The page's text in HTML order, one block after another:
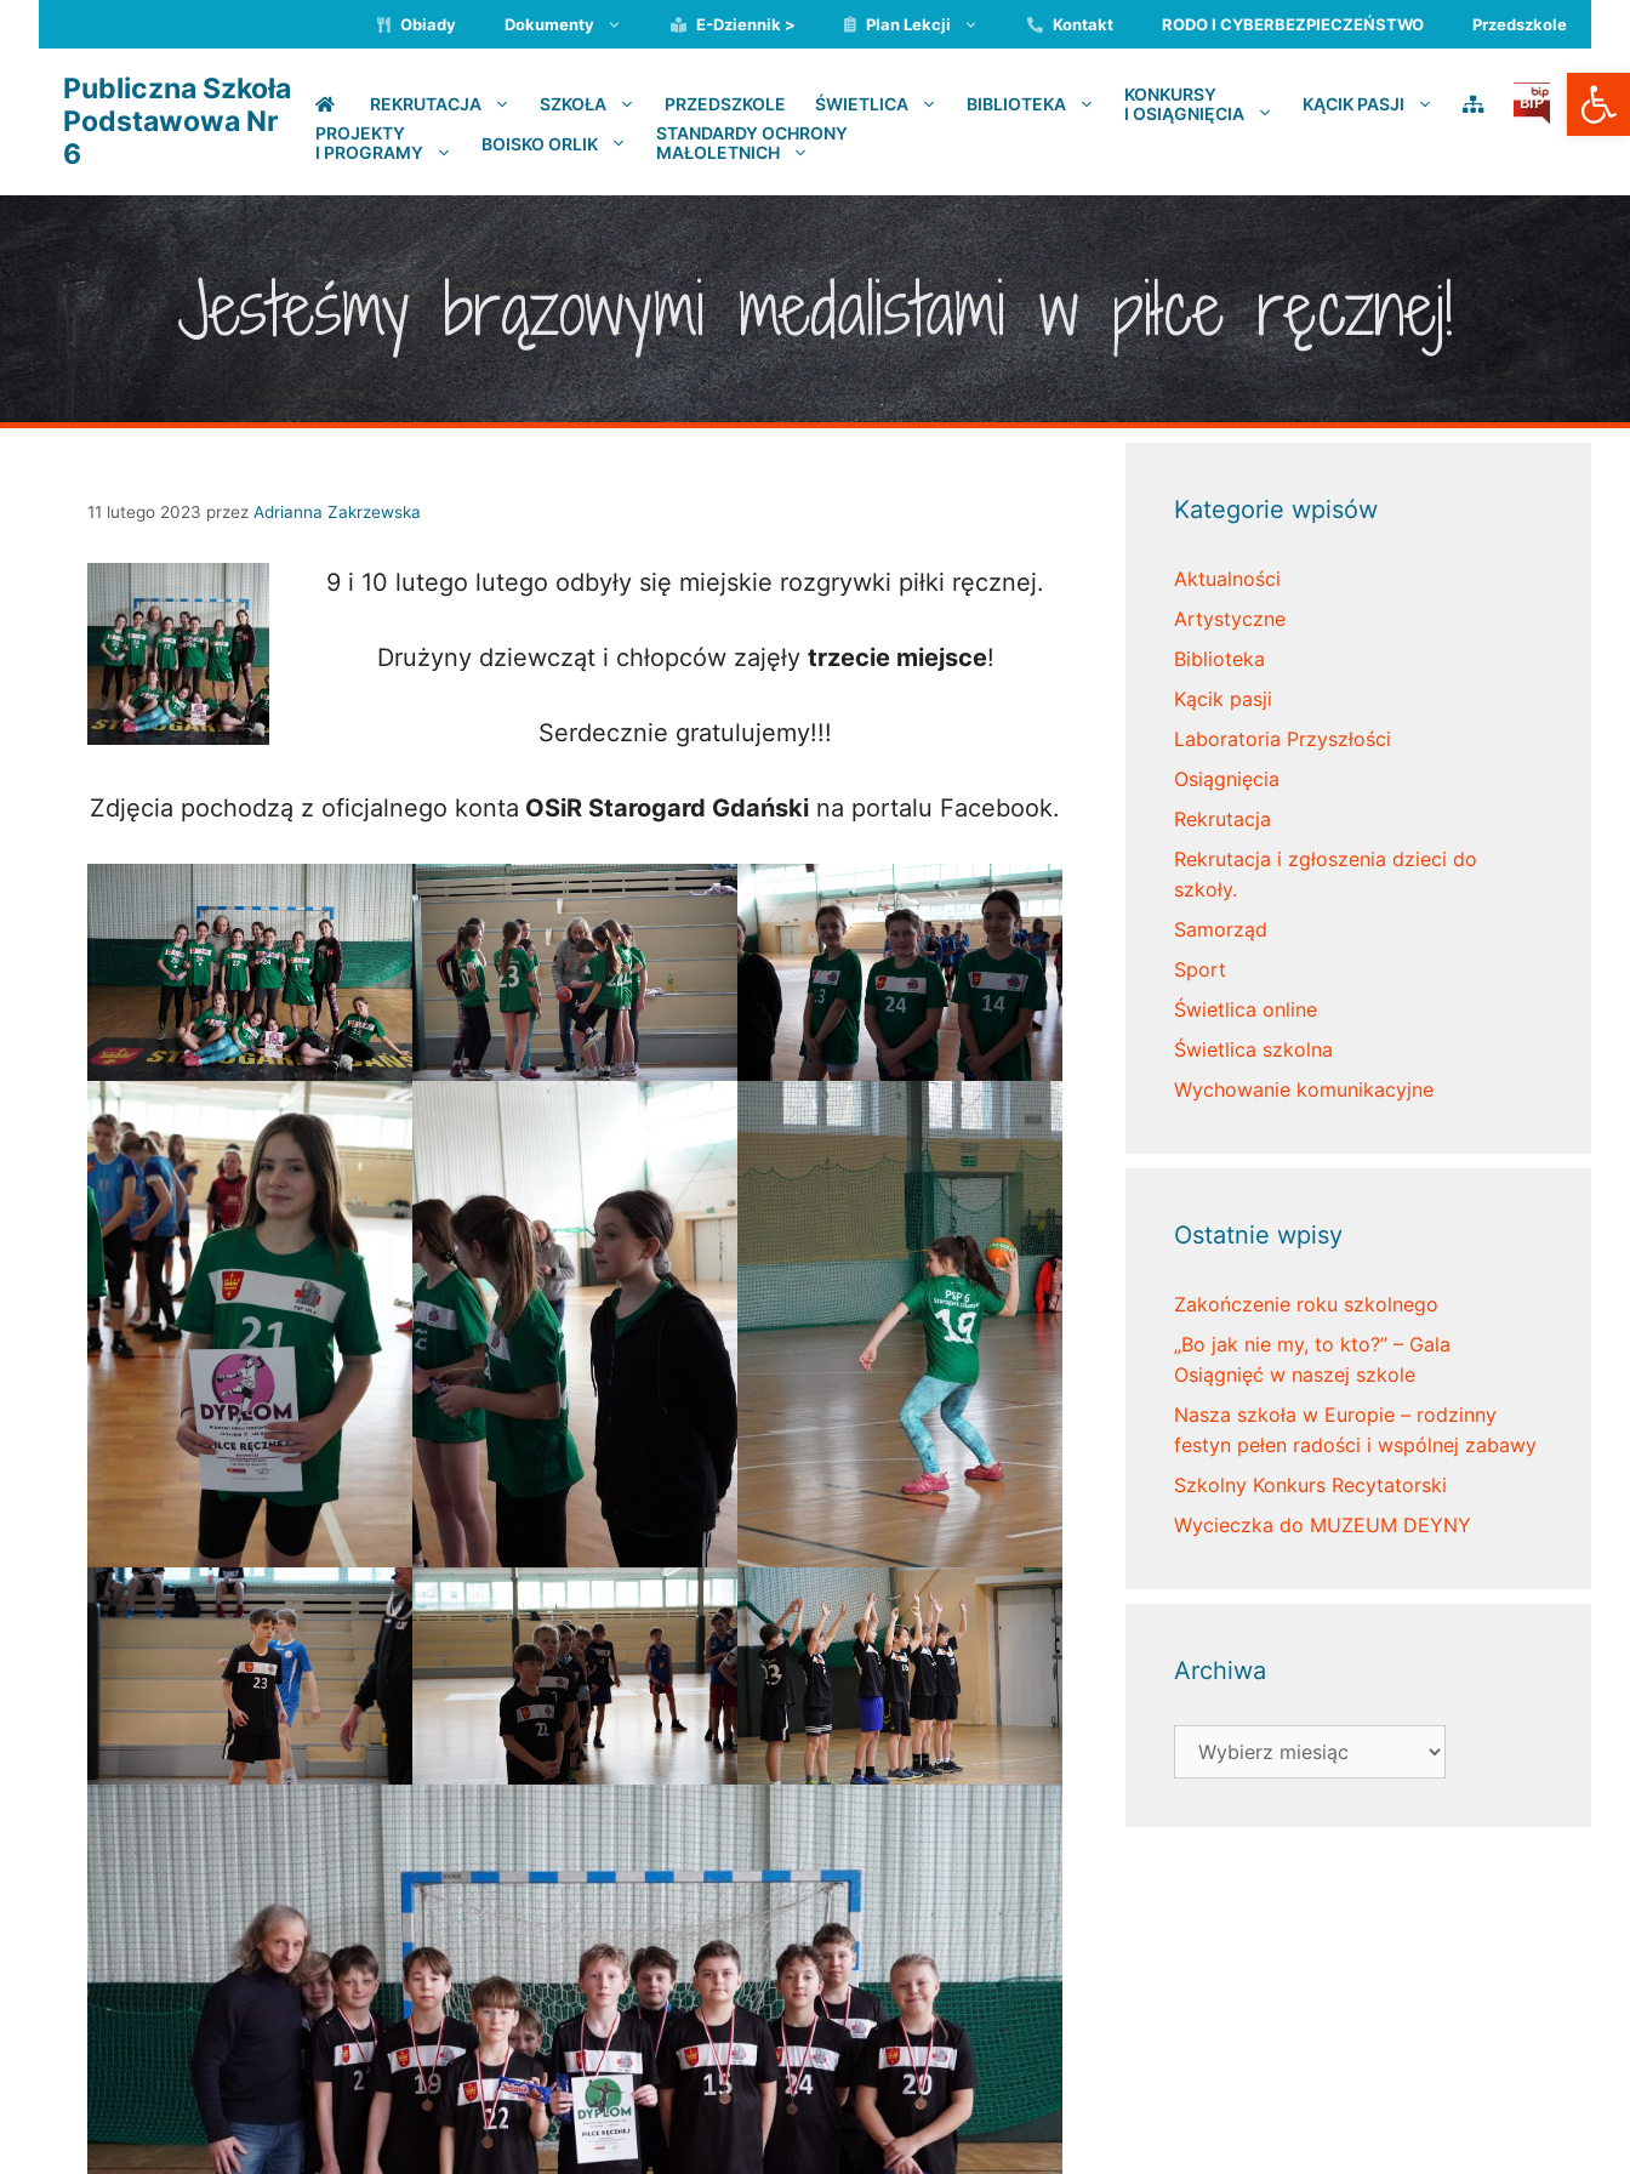
Obiady Dokumenty E-Dziennik > Plan Lekcji Kontakt RODO I CYBERBEZPIECZEŃSTWO Przedszkole
Publiczna Szkoła
Podstawowa Nr
6
REKRUTACJA SZKOŁA PRZEDSZKOLE ŚWIETLICA BIBLIOTEKA
KONKURSY
I OSIĄGNIĘCIA
KĄCIK PASJI BIP
PROJEKTY
I PROGRAMY
BOISKO ORLIK
STANDARDY OCHRONY
MAŁOLETNICH
Jesteśmy brązowymi medalistami w piłce ręcznej!
11 lutego 2023 przez Adrianna Zakrzewska
9 i 10 lutego lutego odbyły się miejskie rozgrywki piłki ręcznej.
Drużyny dziewcząt i chłopców zajęły trzecie miejsce!
Serdecznie gratulujemy!!!
Zdjęcia pochodzą z oficjalnego konta OSiR Starogard Gdański na portalu Facebook.
Kategorie wpisów
Aktualności
Artystyczne
Biblioteka
Kącik pasji
Laboratoria Przyszłości
Osiągnięcia
Rekrutacja
Rekrutacja i zgłoszenia dzieci do
szkoły.
Samorząd
Sport
Świetlica online
Świetlica szkolna
Wychowanie komunikacyjne
Ostatnie wpisy
Zakończenie roku szkolnego
„Bo jak nie my, to kto?” – Gala
Osiągnięć w naszej szkole
Nasza szkoła w Europie – rodzinny
festyn pełen radości i wspólnej zabawy
Szkolny Konkurs Recytatorski
Wycieczka do MUZEUM DEYNY
Archiwa
Archiwa